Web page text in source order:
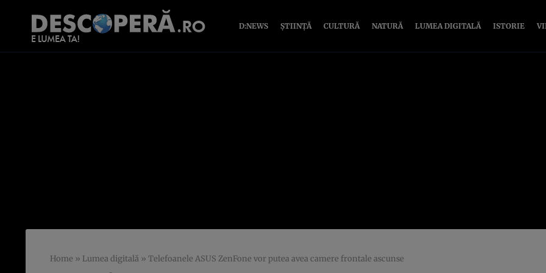
D:NEWS ȘTIINȚĂ CULTURĂ NATURĂ LUMEA DIGITALĂ ISTORIE
Home » Lumea digitală » Telefoanele ASUS ZenFone vor putea avea camere frontale ascunse